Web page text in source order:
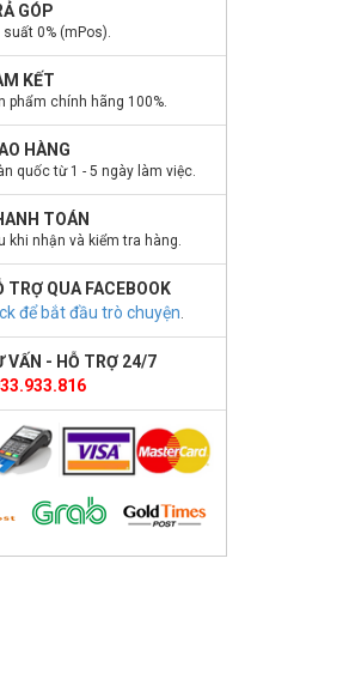
GÓP
suất 0% (mPos).
KẾT
phẩm chính hãng 100%.
HÀNG
quốc từ 1 - 5 ngày làm việc.
TOÁN
khi nhận và kiểm tra hàng.
TRỢ QUA FACEBOOK
để bắt đầu trò chuyện.
VẤN - HỖ TRỢ 24/7